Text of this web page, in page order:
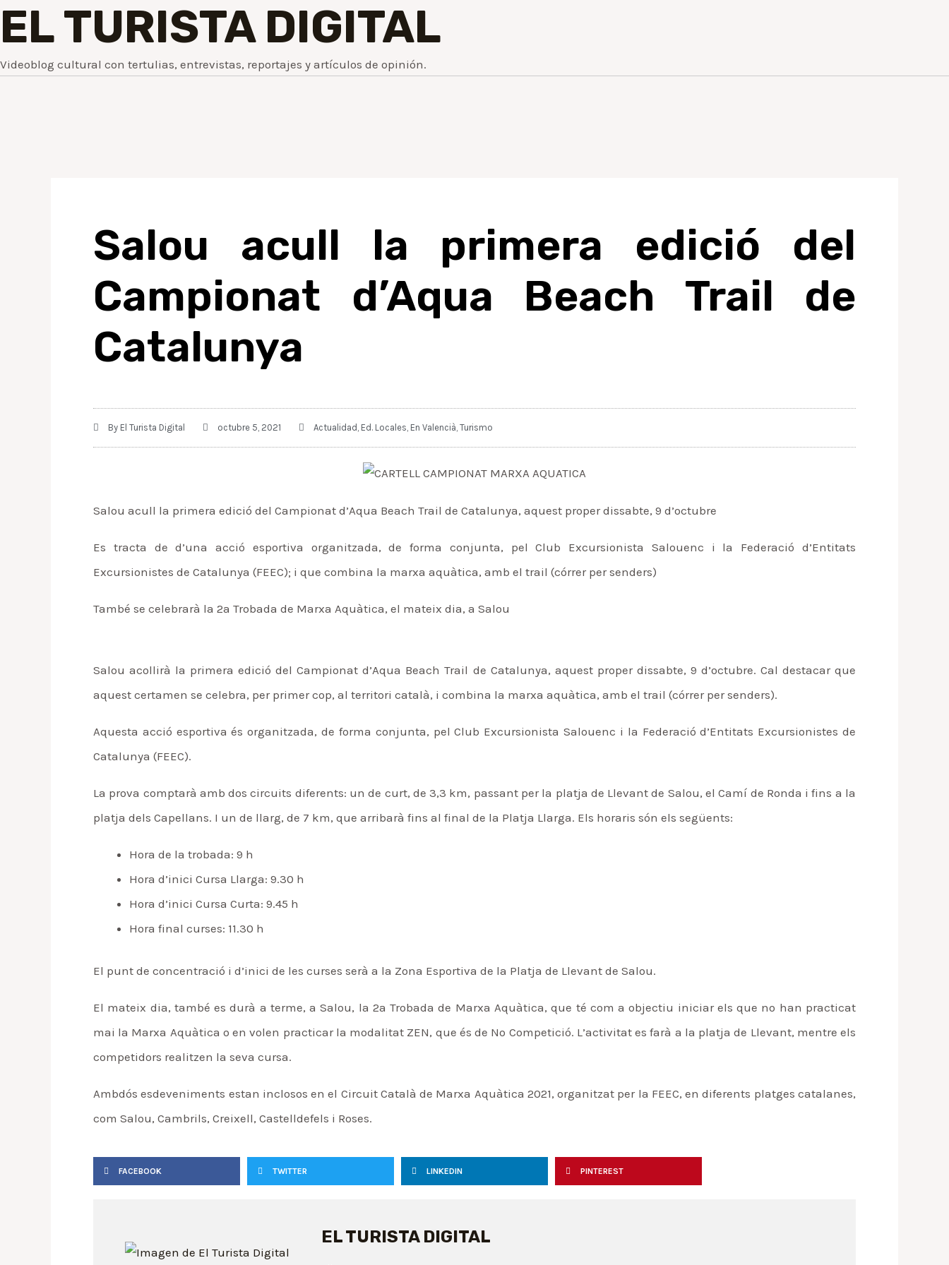
EL TURISTA DIGITAL
Videoblog cultural con tertulias, entrevistas, reportajes y artículos de opinión.
Salou acull la primera edició del
Campionat d’Aqua Beach Trail de
Catalunya
By El Turista Digital octubre 5, 2021 Actualidad Ed. Locales En Valencià Turismo
Salou acull la primera edició del Campionat d’Aqua Beach Trail de Catalunya, aquest proper dissabte, 9 d’octubre
Es tracta de d’una acció esportiva organitzada, de forma conjunta, pel Club Excursionista Salouenc i la Federació d’Entitats
Excursionistes de Catalunya (FEEC); i que combina la marxa aquàtica, amb el trail (córrer per senders)
També se celebrarà la 2a Trobada de Marxa Aquàtica, el mateix dia, a Salou
Salou acollirà la primera edició del Campionat d’Aqua Beach Trail de Catalunya, aquest proper dissabte, 9 d’octubre. Cal destacar que
aquest certamen se celebra, per primer cop, al territori català, i combina la marxa aquàtica, amb el trail (córrer per senders).
Aquesta acció esportiva és organitzada, de forma conjunta, pel Club Excursionista Salouenc i la Federació d’Entitats Excursionistes de
Catalunya (FEEC).
La prova comptarà amb dos circuits diferents: un de curt, de 3,3 km, passant per la platja de Llevant de Salou, el Camí de Ronda i fins a la
platja dels Capellans. I un de llarg, de 7 km, que arribarà fins al final de la Platja Llarga. Els horaris són els següents:
Hora de la trobada: 9 h
Hora d’inici Cursa Llarga: 9.30 h
Hora d’inici Cursa Curta: 9.45 h
Hora final curses: 11.30 h
El punt de concentració i d’inici de les curses serà a la Zona Esportiva de la Platja de Llevant de Salou.
El mateix dia, també es durà a terme, a Salou, la 2a Trobada de Marxa Aquàtica, que té com a objectiu iniciar els que no han practicat
mai la Marxa Aquàtica o en volen practicar la modalitat ZEN, que és de No Competició. L’activitat es farà a la platja de Llevant, mentre els
competidors realitzen la seva cursa.
Ambdós esdeveniments estan inclosos en el Circuit Català de Marxa Aquàtica 2021, organitzat per la FEEC, en diferents platges catalanes,
com Salou, Cambrils, Creixell, Castelldefels i Roses.
FACEBOOK TWITTER LINKEDIN PINTEREST
EL TURISTA DIGITAL